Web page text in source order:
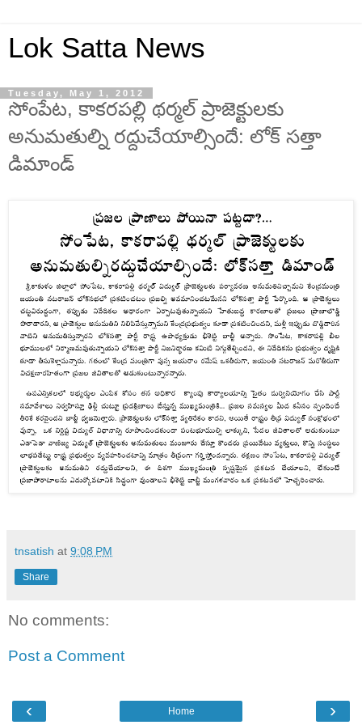
Lok Satta News
Tuesday, May 1, 2012
సోంపేట, కాకరపల్లి థర్మల్ ప్రాజెక్టులకు
అనుమతుల్ని రద్దుచేయాల్సిందే: లోక్ సత్తా
డిమాండ్
tnsatish at 9:08 PM
Share
No comments:
Post a Comment
‹ ›
Home